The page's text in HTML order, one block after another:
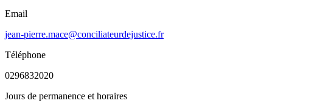
Email
jean-pierre.mace@conciliateurdejustice.fr
Téléphone
0296832020
Jours de permanence et horaires